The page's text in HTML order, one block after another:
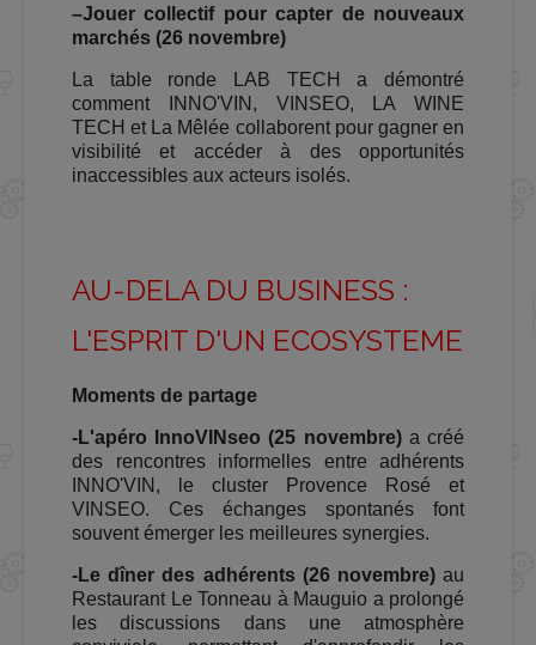
–Jouer collectif pour capter de nouveaux
marchés (26 novembre)
La table ronde LAB TECH a démontré
comment INNO'VIN, VINSEO, LA WINE
TECH et La Mêlée collaborent pour gagner en
visibilité et accéder à des opportunités
inaccessibles aux acteurs isolés.
AU-DELA DU BUSINESS :
L'ESPRIT D'UN ECOSYSTEME
Moments de partage
-L'apéro InnoVINseo (25 novembre)a créé
des rencontres informelles entre adhérents
INNO'VIN, le cluster Provence Rosé et
VINSEO. Ces échanges spontanés font
souvent émerger les meilleures synergies.
-Le dîner des adhérents (26 novembre)au
Restaurant Le Tonneau à Mauguio a prolongé
les discussions dans une atmosphère